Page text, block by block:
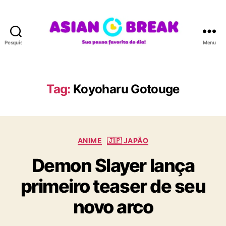
Pesquisar
A
N
R
A
Menu
Tag: Koyoharu Gotouge
C
t
e
g
o
r
ANIME 🇯🇵 JAPÃO
Demon Slayer lança
primeiro teaser de seu
novo arco